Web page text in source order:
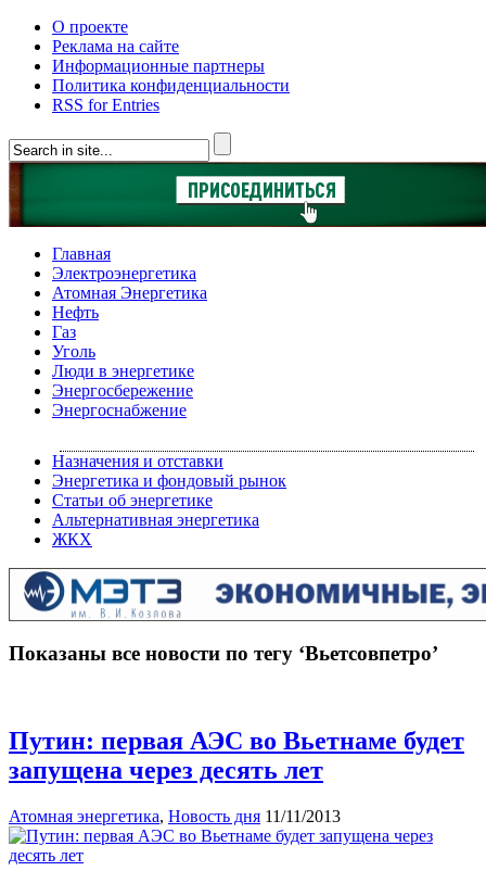
О проекте
Реклама на сайте
Информационные партнеры
Политика конфиденциальности
RSS for Entries
Главная
Электроэнергетика
Атомная Энергетика
Нефть
Газ
Уголь
Люди в энергетике
Энергосбережение
Энергоснабжение
Назначения и отставки
Энергетика и фондовый рынок
Статьи об энергетике
Альтернативная энергетика
ЖКХ
Показаны все новости по тегу ‘Вьетсовпетро’
Путин: первая АЭС во Вьетнаме будет
запущена через десять лет
Атомная энергетика, Новость дня 11/11/2013